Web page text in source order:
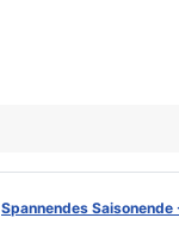
Spannendes